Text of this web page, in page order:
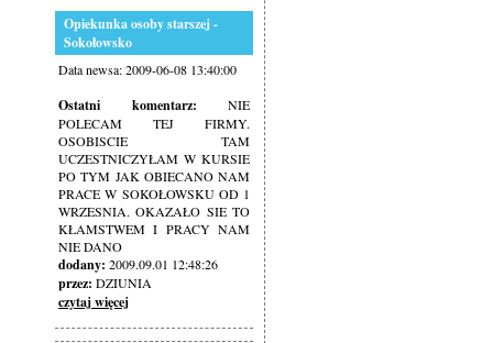
Opiekunka osoby starszej -
Sokołowsko
Data newsa: 2009-06-08 13:40:00
Ostatni komentarz: NIE
POLECAM TEJ FIRMY.
OSOBISCIE TAM
UCZESTNICZYŁAM W KURSIE
PO TYM JAK OBIECANO NAM
PRACE W SOKOŁOWSKU OD 1
WRZESNIA. OKAZAŁO SIE TO
KŁAMSTWEM I PRACY NAM
NIE DANO
dodany: 2009.09.01 12:48:26
przez: DZIUNIA
czytaj więcej